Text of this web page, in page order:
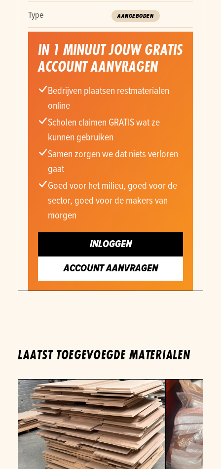
Type AANGEBODEN
IN 1 MINUUT JOUW GRATIS
ACCOUNT AANVRAGEN
Bedrijven plaatsen restmaterialen
online
Scholen claimen GRATIS wat ze
kunnen gebruiken
Samen zorgen we dat niets verloren
gaat
Goed voor het milieu, goed voor de
sector, goed voor de makers van
morgen
INLOGGEN
ACCOUNT AANVRAGEN
LAATST TOEGEVOEGDE MATERIALEN